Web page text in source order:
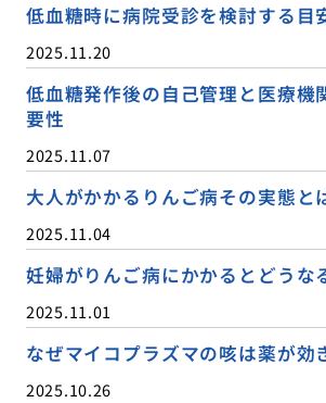
低血糖時に病院受診を検討する目
2025.11.20
低血糖発作後の自己管理と医療機
要性
2025.11.07
大人がかかるりんご病その実態と
2025.11.04
妊婦がりんご病にかかるとどうな
2025.11.01
なぜマイコプラズマの咳は薬が効
2025.10.26